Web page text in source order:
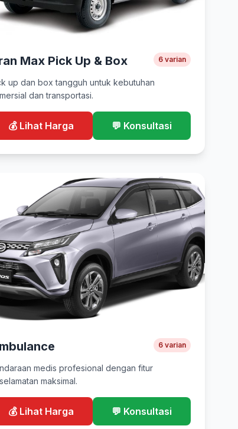
Max Pick Up & Box 6 varian
up dan box tangguh untuk kebutuhan
dan transportasi.
💰 Lihat Harga 💬 Konsultasi
6 varian
medis profesional dengan fitur
maksimal.
💰 Lihat Harga 💬 Konsultasi